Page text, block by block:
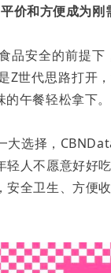
平价和方便成为刚
品安全的前提
世代思路打开
午餐轻松拿下。
选择，
轻人不愿意好好
全卫生、方便